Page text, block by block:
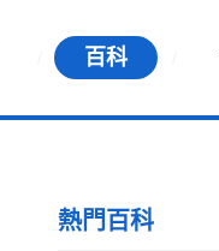
百科
熱門百科